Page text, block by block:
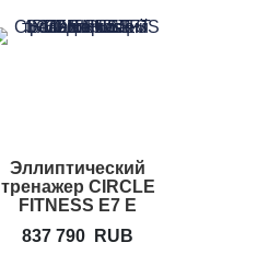
Эллиптический
тренажер CIRCLE
FITNESS E7 E
837 790 RUB